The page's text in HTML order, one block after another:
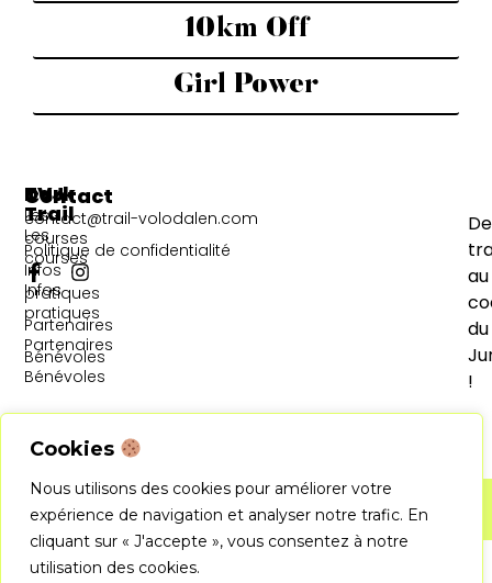
Cookies
Nous utilisons des cookies pour améliorer votre
expérience de navigation et analyser notre trafic. En
cliquant sur « J'accepte », vous consentez à notre
utilisation des cookies.
10km Off
Girl Power
au
du
!
TVJ
Les
courses
Infos
pratiques
Partenaires
Bénévoles
Dark
Trail
Les
courses
Infos
pratiques
Partenaires
Bénévoles
Contact
contact@trail-volodalen.com
Politique de confidentialité
©2026 Les trails Volodalen - All rights
reserved
Créé par Outdoor Communication